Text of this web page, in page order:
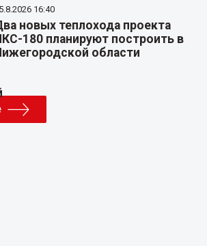
16:40
новых теплохода проекта
180 планируют построить в
области